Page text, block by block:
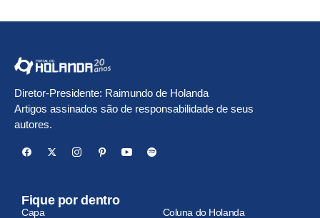
Diretor-Presidente: Raimundo de Holanda
Artigos assinados são de responsabilidade de seus
autores.
Fique por dentro
Capa Coluna do Holanda